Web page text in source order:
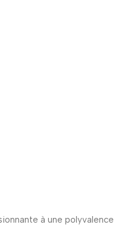
à une polyvalence